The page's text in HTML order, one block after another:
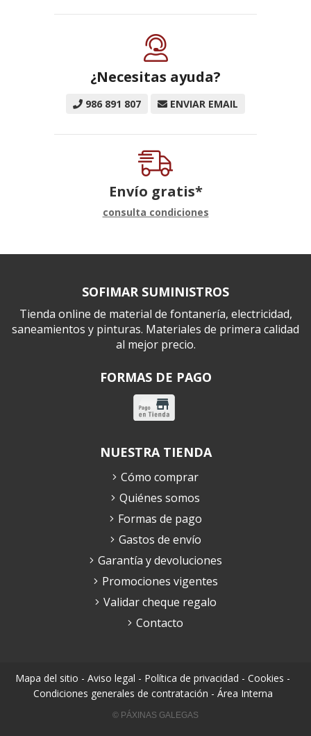
¿Necesitas ayuda?
986 891 807 ENVIAR EMAIL
Envío gratis*
consulta condiciones
SOFIMAR SUMINISTROS
Tienda online de material de fontanería, electricidad,
saneamientos y pinturas. Materiales de primera calidad
al mejor precio.
FORMAS DE PAGO
NUESTRA TIENDA
Cómo comprar
Quiénes somos
Formas de pago
Gastos de envío
Garantía y devoluciones
Promociones vigentes
Validar cheque regalo
Contacto
Mapa del sitio - Aviso legal - Política de privacidad - Cookies -
Condiciones generales de contratación - Área Interna
© PÁXINAS GALEGAS